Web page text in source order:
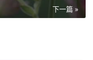
独特的手套，在某种意
中的成就和底蕴,成为了
下一篇 »